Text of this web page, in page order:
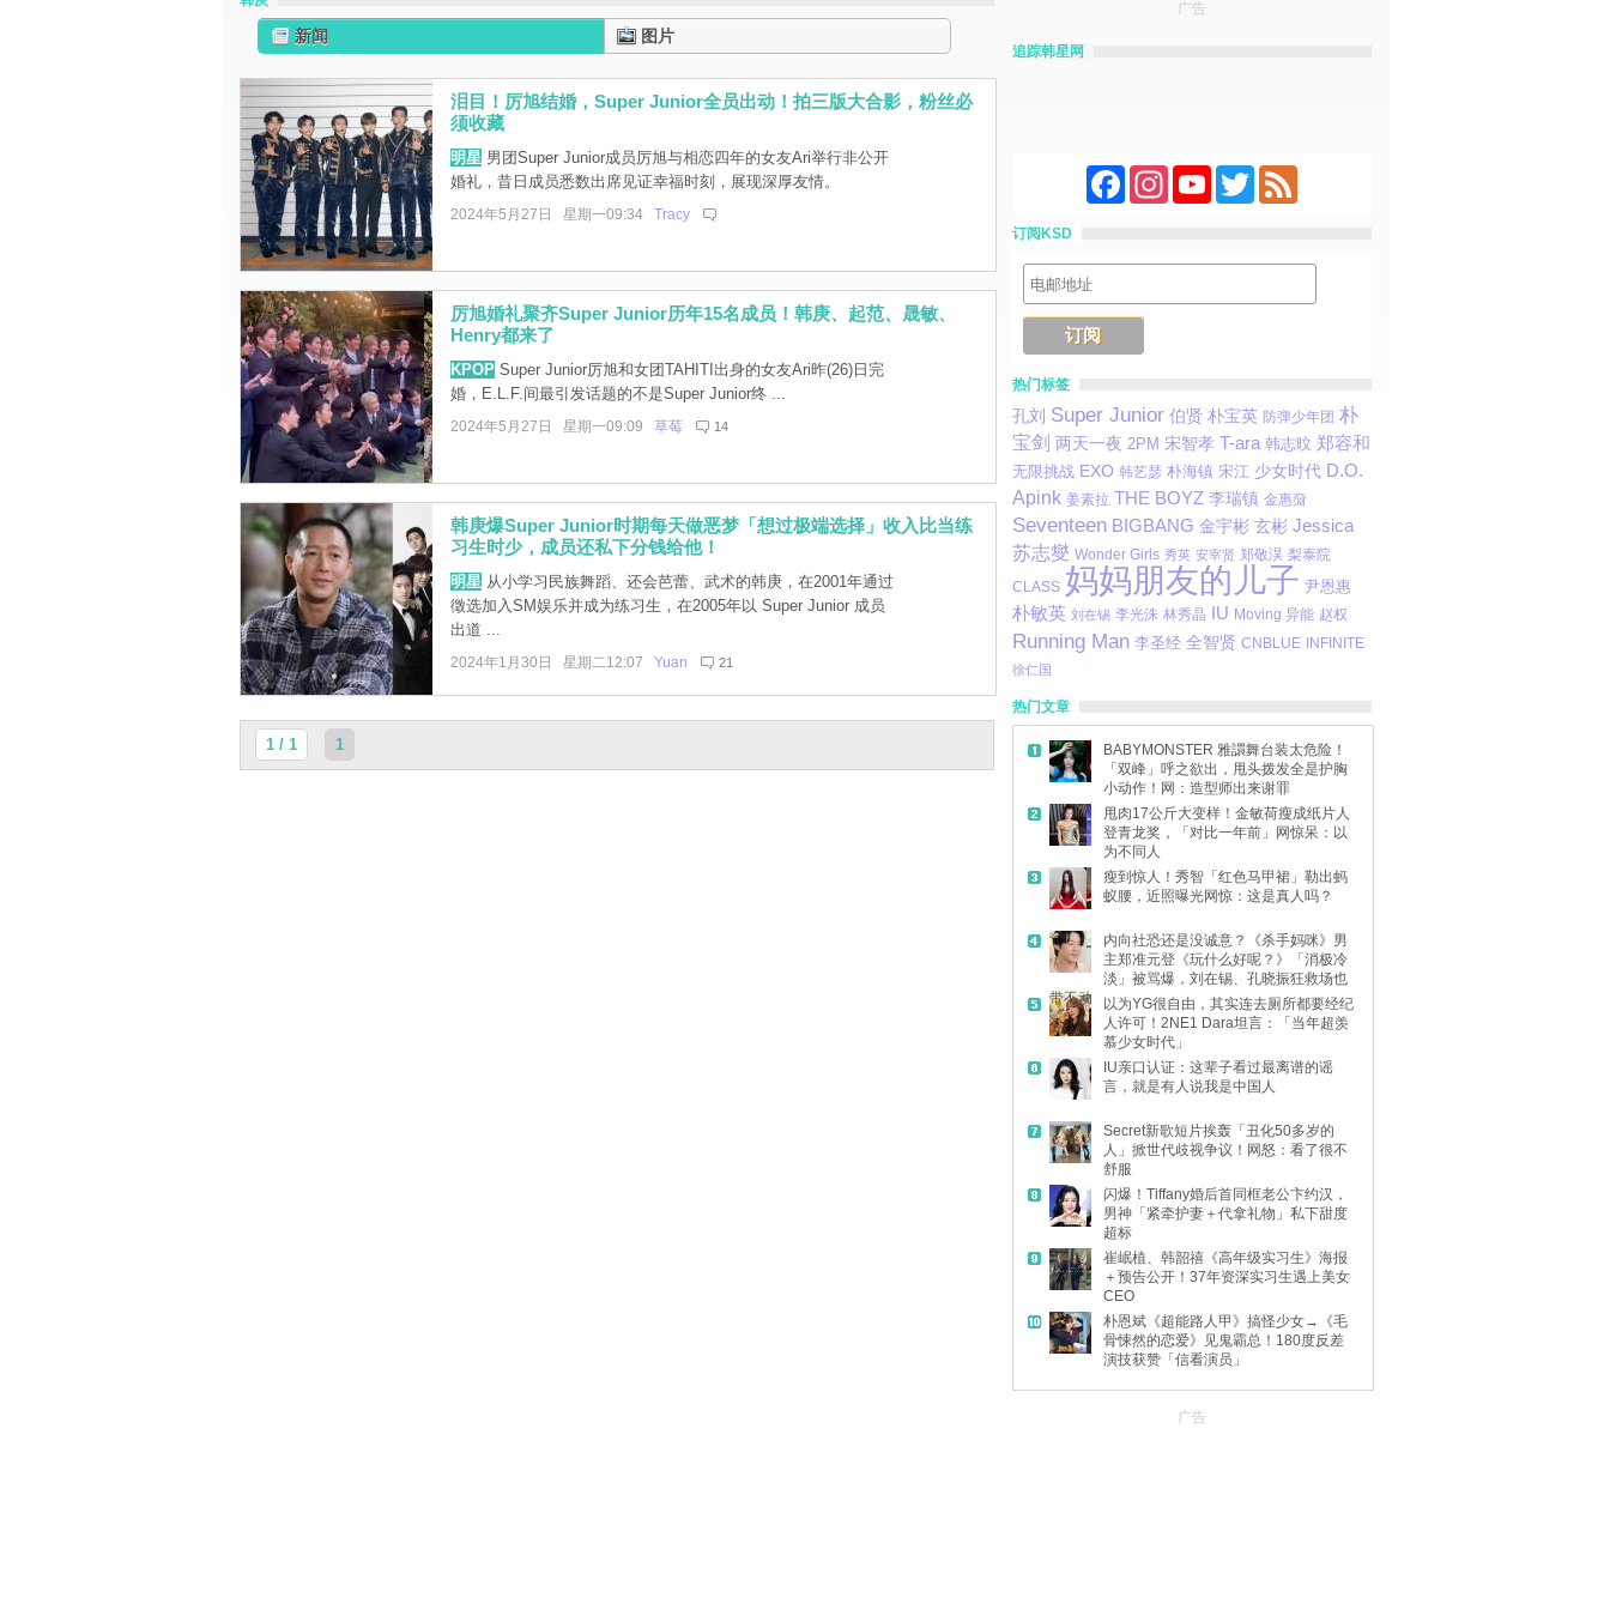
新闻 图片
泪目！厉旭结婚，Super Junior全员出动！拍三版大合影，粉丝必
须收藏
明星男团Super Junior成员厉旭与相恋四年的女友Ari举行非公开
婚礼，昔日成员悉数出席见证幸福时刻，展现深厚友情。
2024年5月27日 星期一09:34 Tracy
厉旭婚礼聚齐Super Junior历年15名成员！韩庚、起范、晟敏、
Henry都来了
KPOPSuper Junior厉旭和女团TAHITI出身的女友Ari昨(26)日完
婚，E.L.F.间最引发话题的不是Super Junior终 ...
2024年5月27日 星期一09:09 草莓 14
韩庚爆Super Junior时期每天做恶梦「想过极端选择」收入比当练
习生时少，成员还私下分钱给他！
明星从小学习民族舞蹈、还会芭蕾、武术的韩庚，在2001年通过
徵选加入SM娱乐并成为练习生，在2005年以 Super Junior 成员
出道 ...
2024年1月30日 星期二12:07 Yuan 21
1 / 1 1
广告
追踪韩星网
FacebookInstagramYouTubeTwitterFeed
订阅KSD
热门标签
孔刘 Super Junior 伯贤 朴宝英 防弹少年团 朴
宝剑 两天一夜 2PM 宋智孝 T-ara 韩志旼 郑容和
无限挑战 EXO 韩艺瑟 朴海镇 宋江 少女时代 D.O.
Apink 姜素拉 THE BOYZ 李瑞镇 金惠奫
Seventeen BIGBANG 金宇彬 玄彬 Jessica
苏志燮 Wonder Girls 秀英 安宰贤 郑敬淏 梨泰院
CLASS 妈妈朋友的儿子 尹恩惠
朴敏英 刘在锡 李光洙 林秀晶 IU Moving 异能 赵权
Running Man 李圣经 全智贤 CNBLUE INFINITE
徐仁国
热门文章
BABYMONSTER 雅譞舞台装太危险！
「双峰」呼之欲出，甩头拨发全是护胸
小动作！网：造型师出来谢罪
甩肉17公斤大变样！金敏荷瘦成纸片人
登青龙奖，「对比一年前」网惊呆：以
为不同人
瘦到惊人！秀智「红色马甲裙」勒出蚂
蚁腰，近照曝光网惊：这是真人吗？
内向社恐还是没诚意？《杀手妈咪》男
主郑准元登《玩什么好呢？》「消极冷
淡」被骂爆，刘在锡、孔晓振狂救场也
带不动
以为YG很自由，其实连去厕所都要经纪
人许可！2NE1 Dara坦言：「当年超羡
慕少女时代」
IU亲口认证：这辈子看过最离谱的谣
言，就是有人说我是中国人
Secret新歌短片挨轰「丑化50多岁的
人」掀世代歧视争议！网怒：看了很不
舒服
闪爆！Tiffany婚后首同框老公卞约汉，
男神「紧牵护妻＋代拿礼物」私下甜度
超标
崔岷植、韩韶禧《高年级实习生》海报
＋预告公开！37年资深实习生遇上美女
CEO
朴恩斌《超能路人甲》搞怪少女→《毛
骨悚然的恋爱》见鬼霸总！180度反差
演技获赞「信看演员」
广告